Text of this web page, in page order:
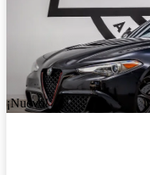
¡Nuevo!